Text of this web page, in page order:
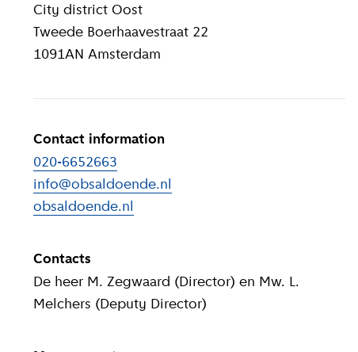
Location
City district Oost
Tweede Boerhaavestraat 22
1091AN Amsterdam
Contact information
020-6652663
info@obsaldoende.nl
obsaldoende.nl
Contacts
De heer M. Zegwaard (Director) en Mw. L.
Melchers (Deputy Director)